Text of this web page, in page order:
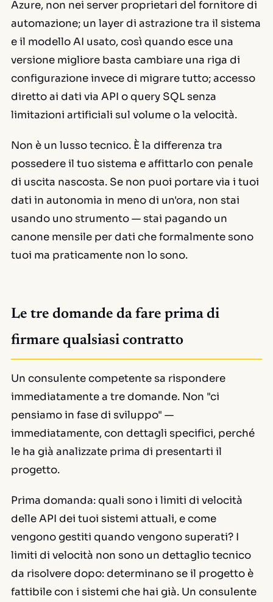
Azure, non nei server proprietari del fornitore di
automazione; un layer di astrazione tra il sistema
e il modello AI usato, così quando esce una
versione migliore basta cambiare una riga di
configurazione invece di migrare tutto; accesso
diretto ai dati via API o query SQL senza
limitazioni artificiali sul volume o la velocità.
Non è un lusso tecnico. È la differenza tra
possedere il tuo sistema e affittarlo con penale
di uscita nascosta. Se non puoi portare via i tuoi
dati in autonomia in meno di un'ora, non stai
usando uno strumento — stai pagando un
canone mensile per dati che formalmente sono
tuoi ma praticamente non lo sono.
Le tre domande da fare prima di
firmare qualsiasi contratto
Un consulente competente sa rispondere
immediatamente a tre domande. Non "ci
pensiamo in fase di sviluppo" —
immediatamente, con dettagli specifici, perché
le ha già analizzate prima di presentarti il
progetto.
Prima domanda: quali sono i limiti di velocità
delle API dei tuoi sistemi attuali, e come
vengono gestiti quando vengono superati? I
limiti di velocità non sono un dettaglio tecnico
da risolvere dopo: determinano se il progetto è
fattibile con i sistemi che hai già. Un consulente